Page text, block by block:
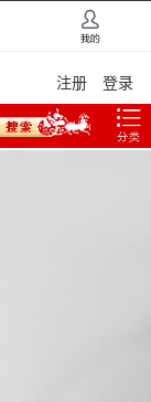
注册 登录